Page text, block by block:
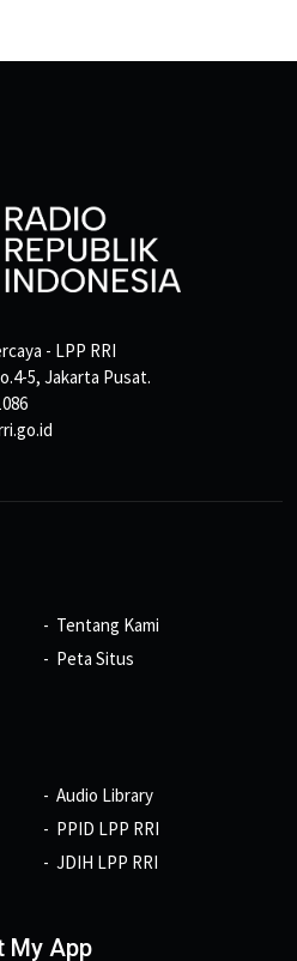
- LPP RRI
5, Jakarta Pusat.
Tentang Kami
Peta Situs
Audio Library
PPID LPP RRI
JDIH LPP RRI
My App